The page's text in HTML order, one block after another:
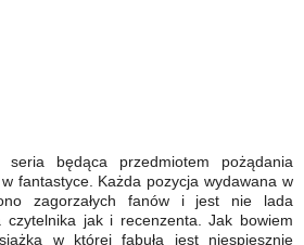
będąca przedmiotem pożądania
fantastyce. Każda pozycja wydawana w
zagorzałych fanów i jest nie lada
czytelnika jak i recenzenta. Jak bowiem
w której fabuła jest niespiesznie